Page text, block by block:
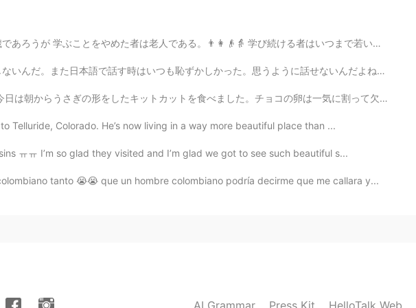
2021.08.03 04:19
The air is really bad right now. 😔
you for the corrections! They’re helpful! 😌 Hahaha maybe if you drink
をやめた者は老人である。👨👩👴👵 学び続ける者はいつまで若い。😉😄 人生で一番大切なことは 若い精神を持ち続けることだ。 🌍🌞🌈↗ Anyone wh...
話す時はいつも恥ずかしかった。思うように話せないんだよね。 だからもっとポッドキャストを聞いて、日本のドラマを見ると思います。 塵も積もれば山となる...
をしたキットカットを食べました。チョコの卵は一気に割って欠片を少しずつ食べていきます💪 あと久しぶりにiPadで落書きしたのでこそっと載せちゃいました😳
Telluride, Colorado. He’s now living in a way more beautiful place than ...
ㅠㅠ I’m so glad they visited and I’m glad we got to see such beautiful s...
tanto 😭😭 que un hombre colombiano podría decirme que me callara y...
AI Grammar Press Kit HelloTalk Web